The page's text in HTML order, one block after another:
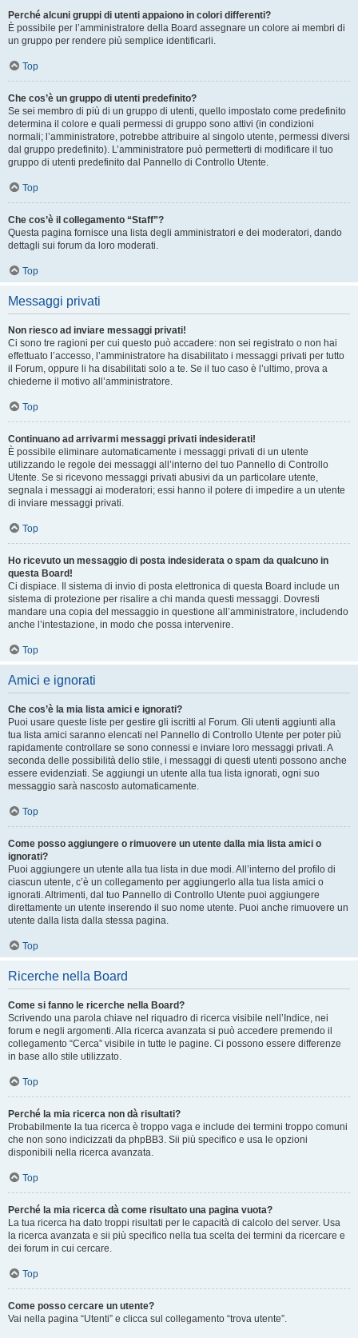
Perché alcuni gruppi di utenti appaiono in colori differenti?
È possibile per l’amministratore della Board assegnare un colore ai membri di
un gruppo per rendere più semplice identificarli.
Top
Che cos’è un gruppo di utenti predefinito?
Se sei membro di più di un gruppo di utenti, quello impostato come predefinito
determina il colore e quali permessi di gruppo sono attivi (in condizioni
normali; l’amministratore, potrebbe attribuire al singolo utente, permessi diversi
dal gruppo predefinito). L’amministratore può permetterti di modificare il tuo
gruppo di utenti predefinito dal Pannello di Controllo Utente.
Top
Che cos’è il collegamento “Staff”?
Questa pagina fornisce una lista degli amministratori e dei moderatori, dando
dettagli sui forum da loro moderati.
Top
Messaggi privati
Non riesco ad inviare messaggi privati!
Ci sono tre ragioni per cui questo può accadere: non sei registrato o non hai
effettuato l’accesso, l’amministratore ha disabilitato i messaggi privati per tutto
il Forum, oppure li ha disabilitati solo a te. Se il tuo caso è l’ultimo, prova a
chiederne il motivo all’amministratore.
Top
Continuano ad arrivarmi messaggi privati indesiderati!
È possibile eliminare automaticamente i messaggi privati ​​di un utente
utilizzando le regole dei messaggi all’interno del tuo Pannello di Controllo
Utente. Se si ricevono messaggi privati ​​abusivi da un particolare utente,
segnala i messaggi ai moderatori; essi hanno il potere di impedire a un utente
di inviare messaggi privati​​.
Top
Ho ricevuto un messaggio di posta indesiderata o spam da qualcuno in
questa Board!
Ci dispiace. Il sistema di invio di posta elettronica di questa Board include un
sistema di protezione per risalire a chi manda questi messaggi. Dovresti
mandare una copia del messaggio in questione all’amministratore, includendo
anche l’intestazione, in modo che possa intervenire.
Top
Amici e ignorati
Che cos’è la mia lista amici e ignorati?
Puoi usare queste liste per gestire gli iscritti al Forum. Gli utenti aggiunti alla
tua lista amici saranno elencati nel Pannello di Controllo Utente per poter più
rapidamente controllare se sono connessi e inviare loro messaggi privati. A
seconda delle possibilità dello stile, i messaggi di questi utenti possono anche
essere evidenziati. Se aggiungi un utente alla tua lista ignorati, ogni suo
messaggio sarà nascosto automaticamente.
Top
Come posso aggiungere o rimuovere un utente dalla mia lista amici o
ignorati?
Puoi aggiungere un utente alla tua lista in due modi. All’interno del profilo di
ciascun utente, c’è un collegamento per aggiungerlo alla tua lista amici o
ignorati. Altrimenti, dal tuo Pannello di Controllo Utente puoi aggiungere
direttamente un utente inserendo il suo nome utente. Puoi anche rimuovere un
utente dalla lista dalla stessa pagina.
Top
Ricerche nella Board
Come si fanno le ricerche nella Board?
Scrivendo una parola chiave nel riquadro di ricerca visibile nell’Indice, nei
forum e negli argomenti. Alla ricerca avanzata si può accedere premendo il
collegamento “Cerca” visibile in tutte le pagine. Ci possono essere differenze
in base allo stile utilizzato.
Top
Perché la mia ricerca non dà risultati?
Probabilmente la tua ricerca è troppo vaga e include dei termini troppo comuni
che non sono indicizzati da phpBB3. Sii più specifico e usa le opzioni
disponibili nella ricerca avanzata.
Top
Perché la mia ricerca dà come risultato una pagina vuota?
La tua ricerca ha dato troppi risultati per le capacità di calcolo del server. Usa
la ricerca avanzata e sii più specifico nella tua scelta dei termini da ricercare e
dei forum in cui cercare.
Top
Come posso cercare un utente?
Vai nella pagina “Utenti” e clicca sul collegamento “trova utente”.